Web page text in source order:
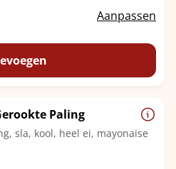
Aanpassen
Paling
sla, kool, heel ei, mayonaise